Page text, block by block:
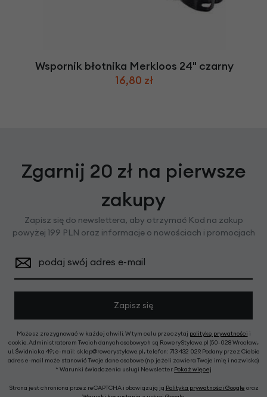
Wspornik błotnika Merkloos 24" czarny
16,80 zł
Zgarnij 20 zł na pierwsze
zakupy
Zapisz się do newslettera, aby otrzymać Kod na zakup
powyżej 199 PLN oraz informacje o nowościach i promocjach
podaj swój adres e-mail
Zapisz się
Możesz zrezygnować w każdej chwili. W tym celu przeczytaj politykę prywatności i
cookie. Administratorem Twoich danych osobowych są RoweryStylowe.pl (50-028 Wrocław,
ul. Świdnicka 49; e-mail: sklep@rowerystylowe.pl, telefon: 713 432 029. Podany przez Ciebie
adres e-mail może stanowić Twoje dane osobowe (np. jeżeli zawiera Twoje imię i nazwisko).
* Warunki świadczenia usługi Newsletter Pokaż więcej
Strona jest chroniona przez reCAPTCHA i obowiązują ją Polityka prywatności Google oraz